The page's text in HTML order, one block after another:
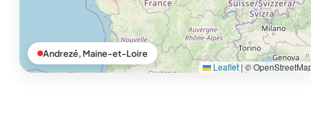
Leaflet|©
Andrezé, Maine-et-Loire